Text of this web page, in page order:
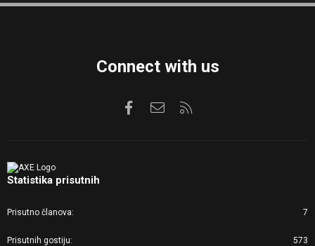
S
Connect with us
FacebookKontaktirajte nas
Statistika prisutnih
Prisutno članova 7
Prisutnih gostiju 573